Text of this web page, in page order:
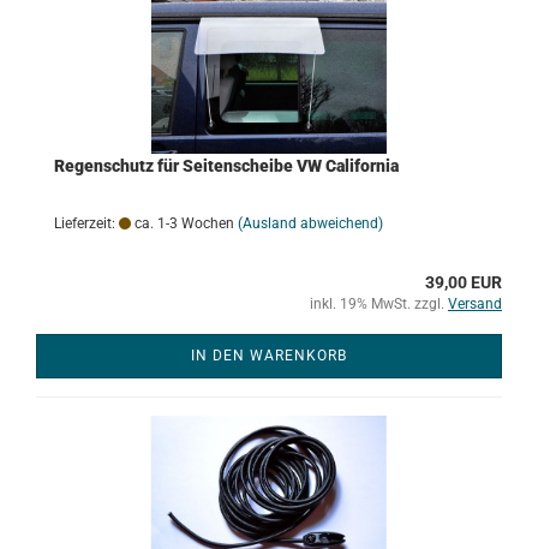
Regenschutz für Seitenscheibe VW California
Lieferzeit: ca. 1-3 Wochen (Ausland abweichend)
39,00 EUR
inkl. 19% MwSt. zzgl. Versand
IN DEN WARENKORB